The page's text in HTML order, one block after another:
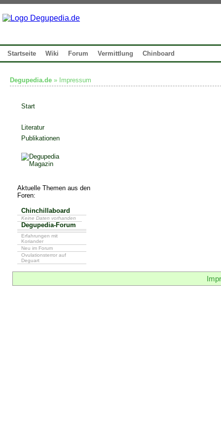
Startseite Wiki Forum Vermittlung Chinboard
Degupedia.de» Impressum
Start
Literatur
Publikationen
Aktuelle Themen aus den
Foren:
Chinchillaboard
Keine Daten vorhanden
Degupedia-Forum
Erfahrungen mit
Koriander
Neu im Forum
Ovulationsterror auf
Deguart